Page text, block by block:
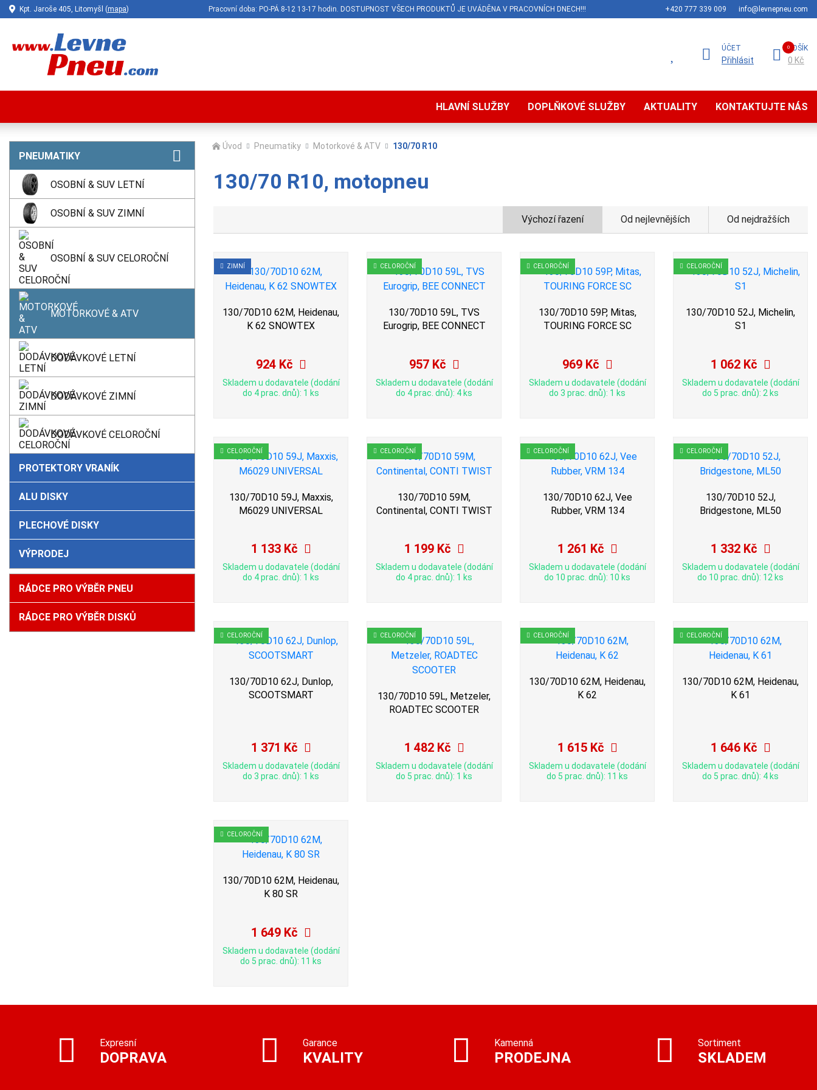
Kpt. Jaroše 405, Litomyšl (mapa) Pracovní doba: PO-PÁ 8-12 13-17 hodin. DOSTUPNOST VŠECH PRODUKTŮ JE UVÁDĚNA V PRACOVNÍCH DNECH!!! +420 777 339 009 info@levnepneu.com
ÚČET
Přihlásit
KOŠÍK
0 Kč
HLAVNÍ SLUŽBY DOPLŇKOVÉ SLUŽBY AKTUALITY KONTAKTUJTE NÁS
PNEUMATIKY
OSOBNÍ & SUV LETNÍ
OSOBNÍ & SUV ZIMNÍ
OSOBNÍ & SUV CELOROČNÍ
MOTORKOVÉ & ATV
DODÁVKOVÉ LETNÍ
DODÁVKOVÉ ZIMNÍ
DODÁVKOVÉ CELOROČNÍ
PROTEKTORY VRANÍK
ALU DISKY
PLECHOVÉ DISKY
VÝPRODEJ
RÁDCE PRO VÝBĚR PNEU
RÁDCE PRO VÝBĚR DISKŮ
Úvod Pneumatiky Motorkové & ATV 130/70 R10
130/70 R10, motopneu
Výchozí řazení Od nejlevnějších Od nejdražších
ZIMNÍ
130/70D10 62M, Heidenau,
K 62 SNOWTEX
924 Kč
Skladem u dodavatele (dodání
do 4 prac. dnů): 1 ks
CELOROČNÍ
130/70D10 59L, TVS
Eurogrip, BEE CONNECT
957 Kč
Skladem u dodavatele (dodání
do 4 prac. dnů): 4 ks
CELOROČNÍ
130/70D10 59P, Mitas,
TOURING FORCE SC
969 Kč
Skladem u dodavatele (dodání
do 3 prac. dnů): 1 ks
CELOROČNÍ
130/70D10 52J, Michelin,
S1
1 062 Kč
Skladem u dodavatele (dodání
do 5 prac. dnů): 2 ks
CELOROČNÍ
130/70D10 59J, Maxxis,
M6029 UNIVERSAL
1 133 Kč
Skladem u dodavatele (dodání
do 4 prac. dnů): 1 ks
CELOROČNÍ
130/70D10 59M,
Continental, CONTI TWIST
1 199 Kč
Skladem u dodavatele (dodání
do 4 prac. dnů): 1 ks
CELOROČNÍ
130/70D10 62J, Vee
Rubber, VRM 134
1 261 Kč
Skladem u dodavatele (dodání
do 10 prac. dnů): 10 ks
CELOROČNÍ
130/70D10 52J,
Bridgestone, ML50
1 332 Kč
Skladem u dodavatele (dodání
do 10 prac. dnů): 12 ks
CELOROČNÍ
130/70D10 62J, Dunlop,
SCOOTSMART
1 371 Kč
Skladem u dodavatele (dodání
do 3 prac. dnů): 1 ks
CELOROČNÍ
130/70D10 59L, Metzeler,
ROADTEC SCOOTER
1 482 Kč
Skladem u dodavatele (dodání
do 5 prac. dnů): 1 ks
CELOROČNÍ
130/70D10 62M, Heidenau,
K 62
1 615 Kč
Skladem u dodavatele (dodání
do 5 prac. dnů): 11 ks
CELOROČNÍ
130/70D10 62M, Heidenau,
K 61
1 646 Kč
Skladem u dodavatele (dodání
do 5 prac. dnů): 4 ks
CELOROČNÍ
130/70D10 62M, Heidenau,
K 80 SR
1 649 Kč
Skladem u dodavatele (dodání
do 5 prac. dnů): 11 ks
Expresní
DOPRAVA
Garance
KVALITY
Kamenná
PRODEJNA
Sortiment
SKLADEM